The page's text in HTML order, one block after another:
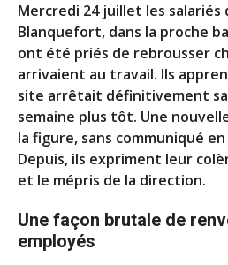
Mercredi 24 juillet les salariés
Blanquefort, dans la proche
ont été priés de rebrousser
arrivaient au travail. Ils
site arrêtait définitivement
semaine plus tôt. Une
la figure, sans communiqué
Depuis, ils expriment leur
et le mépris de la direction.
Une façon brutale de
employés